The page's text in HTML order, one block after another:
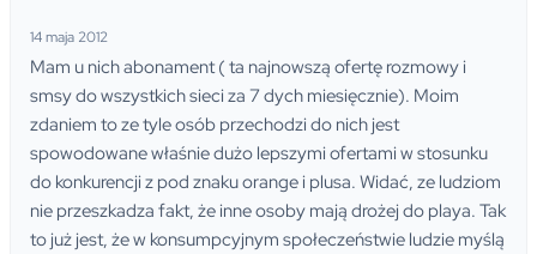
14 maja 2012
Mam u nich abonament ( ta najnowszą ofertę rozmowy i
smsy do wszystkich sieci za 7 dych miesięcznie). Moim
zdaniem to ze tyle osób przechodzi do nich jest
spowodowane właśnie dużo lepszymi ofertami w stosunku
do konkurencji z pod znaku orange i plusa. Widać, ze ludziom
nie przeszkadza fakt, że inne osoby mają drożej do playa. Tak
to już jest, że w konsumpcyjnym społeczeństwie ludzie myślą